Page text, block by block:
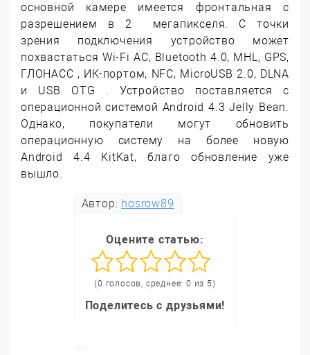
основной камере имеется фронтальная с
разрешением в 2 мегапикселя. С точки
зрения подключения устройство может
похвастаться Wi-Fi AC, Bluetooth 4.0, MHL, GPS,
ГЛОНАСС , ИК-портом, NFC, MicroUSB 2.0, DLNA
и USB OTG . Устройство поставляется с
операционной системой Android 4.3 Jelly Bean.
Однако, покупатели могут обновить
операционную систему на более новую
Android 4.4 KitKat, благо обновление уже
вышло.
Автор: hosrow89
Оцените статью:
(0 голосов, среднее: 0 из 5)
Поделитесь с друзьями!